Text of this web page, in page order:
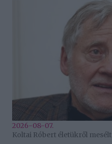
2026-08-07.
Koltai Róbert életükről mesélt